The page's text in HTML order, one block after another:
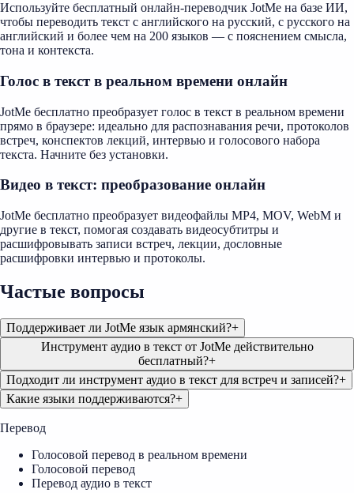
Используйте бесплатный онлайн-переводчик JotMe на базе ИИ,
чтобы переводить текст с английского на русский, с русского на
английский и более чем на 200 языков — с пояснением смысла,
тона и контекста.
Голос в текст в реальном времени онлайн
JotMe бесплатно преобразует голос в текст в реальном времени
прямо в браузере: идеально для распознавания речи, протоколов
встреч, конспектов лекций, интервью и голосового набора
текста. Начните без установки.
Видео в текст: преобразование онлайн
JotMe бесплатно преобразует видеофайлы MP4, MOV, WebM и
другие в текст, помогая создавать видеосубтитры и
расшифровывать записи встреч, лекции, дословные
расшифровки интервью и протоколы.
Частые вопросы
Поддерживает ли JotMe язык армянский?+
Инструмент аудио в текст от JotMe действительно
бесплатный?+
Подходит ли инструмент аудио в текст для встреч и записей?+
Какие языки поддерживаются?+
Перевод
Голосовой перевод в реальном времени
Голосовой перевод
Перевод аудио в текст